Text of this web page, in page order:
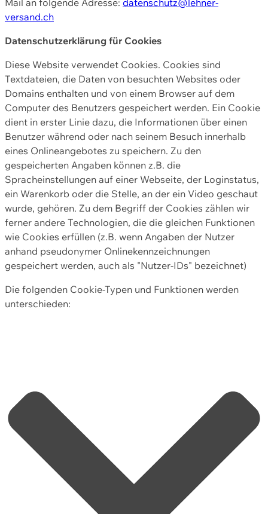
versand.ch
Datenschutzerklärung für Cookies
Diese Website verwendet Cookies. Cookies sind
Textdateien, die Daten von besuchten Websites oder
Domains enthalten und von einem Browser auf dem
Computer des Benutzers gespeichert werden. Ein Cookie
dient in erster Linie dazu, die Informationen über einen
Benutzer während oder nach seinem Besuch innerhalb
eines Onlineangebotes zu speichern. Zu den
gespeicherten Angaben können z.B. die
Spracheinstellungen auf einer Webseite, der Loginstatus,
ein Warenkorb oder die Stelle, an der ein Video geschaut
wurde, gehören. Zu dem Begriff der Cookies zählen wir
ferner andere Technologien, die die gleichen Funktionen
wie Cookies erfüllen (z.B. wenn Angaben der Nutzer
anhand pseudonymer Onlinekennzeichnungen
gespeichert werden, auch als "Nutzer-IDs" bezeichnet)
Die folgenden Cookie-Typen und Funktionen werden
unterschieden: